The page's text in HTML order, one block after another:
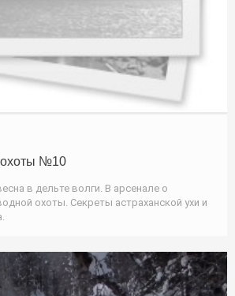
№10
в дельте волги. В арсенале о
охоты. Секреты астраханской ухи и